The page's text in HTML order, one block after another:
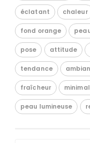
éclatant chaleur
fond orange
pose attitude
tendance
fraîcheur
peau lumineuse